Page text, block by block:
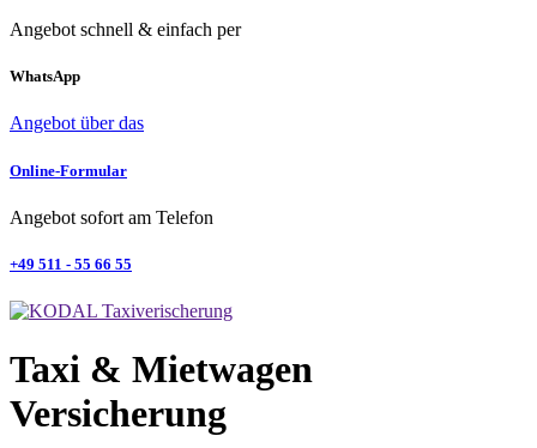
Angebot schnell & einfach per
WhatsApp
Angebot über das
Online-Formular
Angebot sofort am Telefon
+49 511 - 55 66 55
Taxi & Mietwagen
Versicherung